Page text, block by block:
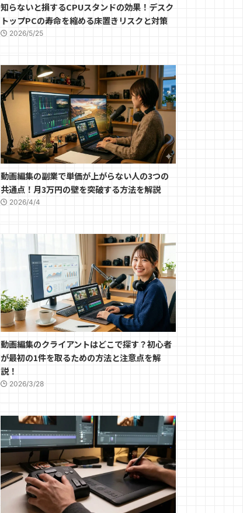
知らないと損するCPUスタンドの効果！デスク
トップPCの寿命を縮める床置きリスクと対策
2026/5/25
動画編集の副業で単価が上がらない人の3つの
共通点！月3万円の壁を突破する方法を解説
2026/4/4
動画編集のクライアントはどこで探す？初心者
が最初の1件を取るための方法と注意点を解
説！
2026/3/28